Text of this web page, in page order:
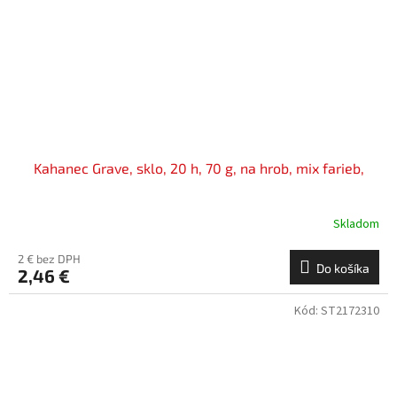
Kahanec Grave, sklo, 20 h, 70 g, na hrob, mix farieb,
Skladom
2 € bez DPH
2,46 € Do košíka
Kód: ST2172310